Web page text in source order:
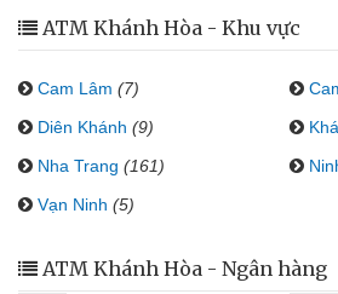
ATM Khánh Hòa - Khu vực
Cam Lâm (7)
Diên Khánh (9)
Nha Trang (161)
Vạn Ninh (5)
ATM Khánh Hòa - Ngân hàng